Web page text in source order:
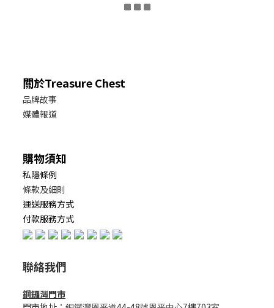
關於Treasure Chest
品牌故事
媒體報道
購物須知
私隱條例
條款及細則
運送服務方式
付款服務方式
聯絡我們
銅鑼灣門市